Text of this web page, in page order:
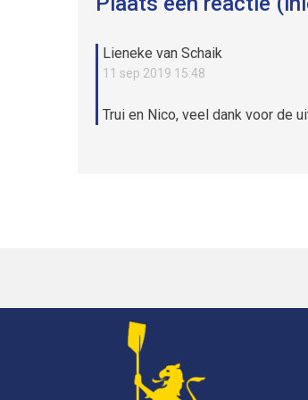
Lieneke van Schaik
11 sep 2019 15:48
Trui en Nico, veel dank voor de